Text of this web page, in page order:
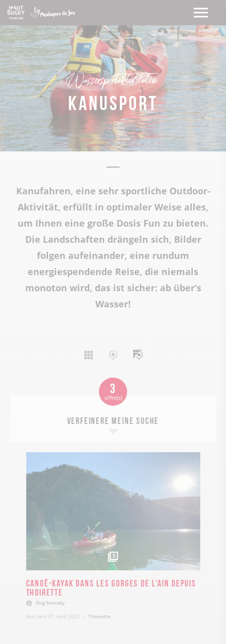
Wassersportaktivitäten
Kanusport
Kanufahren, eine sehr sportliche Outdoor-
Aktivität, erfüllt in optimaler Weise alles,
um Ihnen eine große Dosis Fun zu bieten.
Die Landschaften drängeln sich, Bilder
folgen aufeinander, eine rundum
energiespendende Reise, die niemals
monoton wird, das ist sicher: ab über’s
Wasser!
Affichage Affichage
3
offre(s)
Verfeinere meine Suche
5
Canoë-kayak dans les gorges de l’Ain depuis
Thoirette
Dog friendly
Aus dem 01 Avril 2027
Thoirette